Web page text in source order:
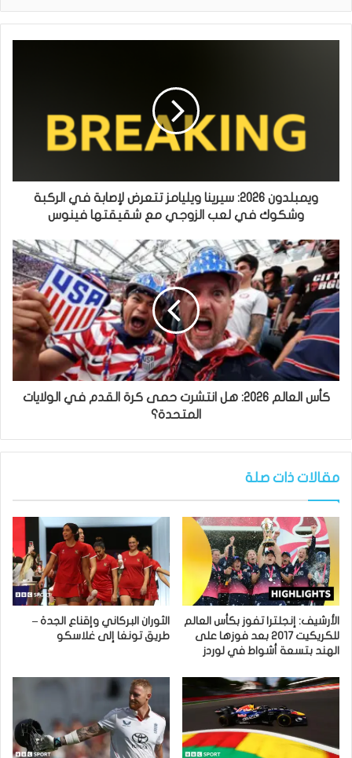
ويمبلدون 2026: سيرينا ويليامز تتعرض لإصابة في الركبة
وشكوك في لعب الزوجي مع شقيقتها فينوس
كأس العالم 2026: هل انتشرت حمى كرة القدم في الولايات
المتحدة؟
مقالات ذات صلة
الأرشيف: إنجلترا تفوز بكأس العالم
للكريكيت 2017 بعد فوزها على
الهند بتسعة أشواط في لوردز
الثوران البركاني وإقناع الجدة –
طريق تونغا إلى غلاسكو